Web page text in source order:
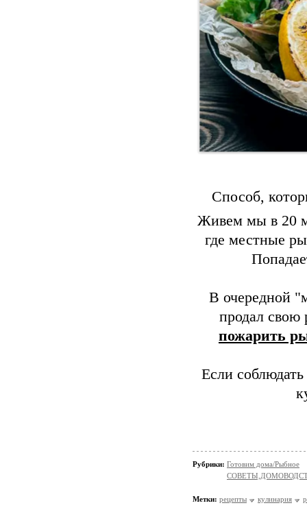
Способ,
Живем мы в 20
где местные
В очередной
продал свою
пожарить
Если
Рубрики: Готовим дома/Рыбное
Метки: рецепты кулинария